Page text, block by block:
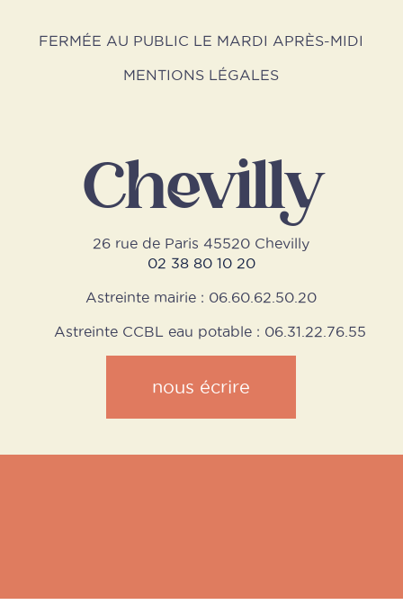
FERMÉE AU PUBLIC LE MARDI APRÈS-MIDI
MENTIONS LÉGALES
Chevilly
26 rue de Paris 45520 Chevilly
02 38 80 10 20
Astreinte mairie : 06.60.62.50.20
Astreinte CCBL eau potable : 06.31.22.76.55
nous écrire